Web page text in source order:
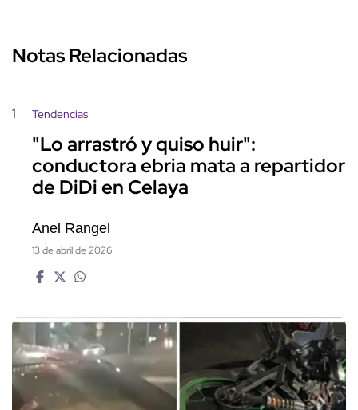
Notas Relacionadas
1 Tendencias
"Lo arrastró y quiso huir":
conductora ebria mata a repartidor
de DiDi en Celaya
Anel Rangel
13 de abril de 2026